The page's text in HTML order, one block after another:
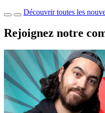
Découvrir toutes les
Rejoignez notre